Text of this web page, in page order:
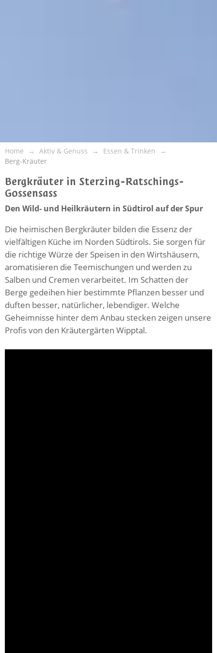
Home Aktiv & Genuss
Essen & Trinken
Berg-Kräuter
Bergkräuter in Sterzing-Ratschings-
Gossensass
Den Wild- und Heilkräutern in Südtirol auf der Spur
Die heimischen Bergkräuter bilden die Essenz der
vielfältigen Küche im Norden Südtirols. Sie sorgen für
die richtige Würze der Speisen in den Wirtshäusern,
aromatisieren die Teemischungen und werden zu
Salben und Cremen verarbeitet. Im Schatten der
Berge gedeihen hier bestimmte Pflanzen besser und
duften besser, natürlicher, lebendiger. Welche
Geheimnisse hinter dem Anbau stecken zeigen unsere
Profis von den Kräutergärten Wipptal.